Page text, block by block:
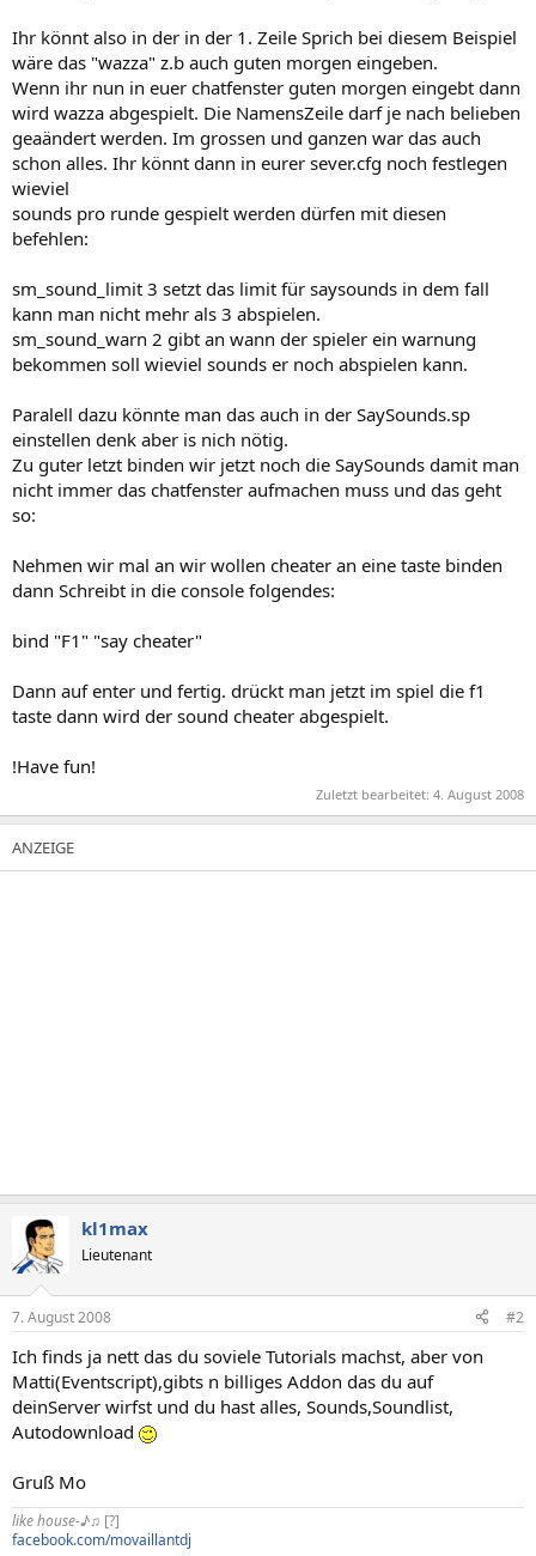
Ihr könnt also in der in der 1. Zeile Sprich bei diesem Beispiel
wäre das "wazza" z.b auch guten morgen eingeben.
Wenn ihr nun in euer chatfenster guten morgen eingebt dann
wird wazza abgespielt. Die NamensZeile darf je nach belieben
geaändert werden. Im grossen und ganzen war das auch
schon alles. Ihr könnt dann in eurer sever.cfg noch festlegen
wieviel
sounds pro runde gespielt werden dürfen mit diesen
befehlen:
sm_sound_limit 3 setzt das limit für saysounds in dem fall
kann man nicht mehr als 3 abspielen.
sm_sound_warn 2 gibt an wann der spieler ein warnung
bekommen soll wieviel sounds er noch abspielen kann.
Paralell dazu könnte man das auch in der SaySounds.sp
einstellen denk aber is nich nötig.
Zu guter letzt binden wir jetzt noch die SaySounds damit man
nicht immer das chatfenster aufmachen muss und das geht
so:
Nehmen wir mal an wir wollen cheater an eine taste binden
dann Schreibt in die console folgendes:
bind "F1" "say cheater"
Dann auf enter und fertig. drückt man jetzt im spiel die f1
taste dann wird der sound cheater abgespielt.
!Have fun!
Zuletzt bearbeitet: 4. August 2008
kl1max
Lieutenant
7. August 2008 #2
Ich finds ja nett das du soviele Tutorials machst, aber von
Matti(Eventscript),gibts n billiges Addon das du auf
deinServer wirfst und du hast alles, Sounds,Soundlist,
Autodownload
Gruß Mo
like house-♪♫ [?]
facebook.com/movaillantdj